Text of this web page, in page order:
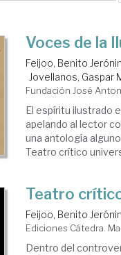
Voces de la
Feijoo, Benito
Jovellanos, Gaspar
Fundación José
El espíritu ilustrado
apelando al lector
una antología
Teatro crítico
Teatro
Feijoo, Benito
Ediciones Cátedra.
Dentro del